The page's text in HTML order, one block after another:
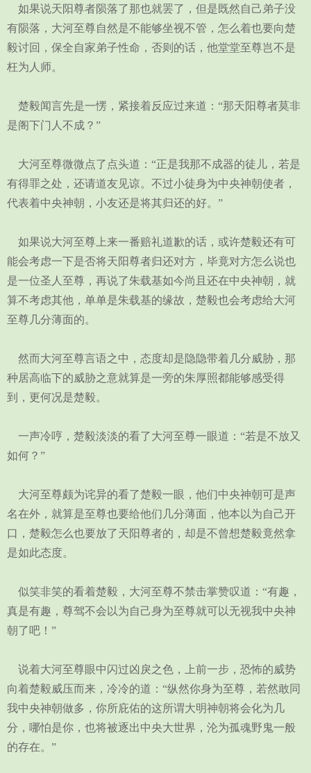
如果说天阳尊者陨落了那也就罢了，但是既然自己弟子没
有陨落，大河至尊自然是不能够坐视不管，怎么着也要向楚
毅讨回，保全自家弟子性命，否则的话，他堂堂至尊岂不是
枉为人师。
楚毅闻言先是一愣，紧接着反应过来道：“那天阳尊者莫非
是阁下门人不成？”
大河至尊微微点了点头道：“正是我那不成器的徒儿，若是
有得罪之处，还请道友见谅。不过小徒身为中央神朝使者，
代表着中央神朝，小友还是将其归还的好。”
如果说大河至尊上来一番赔礼道歉的话，或许楚毅还有可
能会考虑一下是否将天阳尊者归还对方，毕竟对方怎么说也
是一位圣人至尊，再说了朱载基如今尚且还在中央神朝，就
算不考虑其他，单单是朱载基的缘故，楚毅也会考虑给大河
至尊几分薄面的。
然而大河至尊言语之中，态度却是隐隐带着几分威胁，那
种居高临下的威胁之意就算是一旁的朱厚照都能够感受得
到，更何况是楚毅。
一声冷哼，楚毅淡淡的看了大河至尊一眼道：“若是不放又
如何？”
大河至尊颇为诧异的看了楚毅一眼，他们中央神朝可是声
名在外，就算是至尊也要给他们几分薄面，他本以为自己开
口，楚毅怎么也要放了天阳尊者的，却是不曾想楚毅竟然拿
是如此态度。
似笑非笑的看着楚毅，大河至尊不禁击掌赞叹道：“有趣，
真是有趣，尊驾不会以为自己身为至尊就可以无视我中央神
朝了吧！”
说着大河至尊眼中闪过凶戾之色，上前一步，恐怖的威势
向着楚毅威压而来，冷冷的道：“纵然你身为至尊，若然敢同
我中央神朝做多，你所庇佑的这所谓大明神朝将会化为几
分，哪怕是你，也将被逐出中央大世界，沦为孤魂野鬼一般
的存在。”